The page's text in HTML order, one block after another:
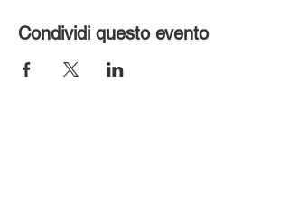
Condividi questo evento